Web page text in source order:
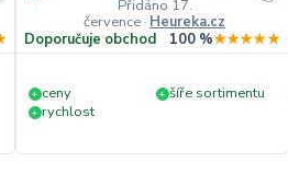
Přidáno 17.
července · Heureka.cz
Doporučuje obchod 100 %★★★★★
+ ceny + šíře sortimentu
+ rychlost